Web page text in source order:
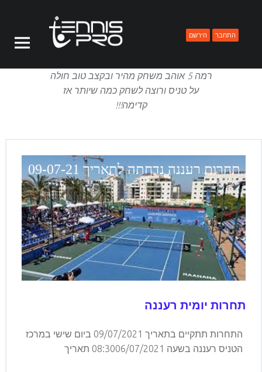
הירשם התחבר ELILEVI, AUTHOR AT TENNISPRO
רמה 5 אוהב משחק מהיר ובקצב טוב חולה
על טניס ורוצה לשחק כמה שיותר אז
קדימה!!!
תחרות רעננה נדחתה לתאריך 09-07-21
תחרות יומית רעננה
התחרות תתקיים בתאריך 09/07/2021 ביום שישי במרכז
הטניס רעננה בשעה 08:3006/07/2021 תאריך